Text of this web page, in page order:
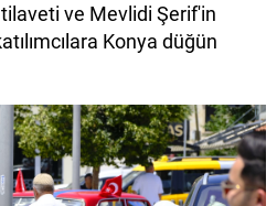
ve Mevlidi Şerif'in
Konya düğün